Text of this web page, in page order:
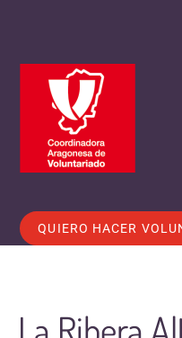
QUIERO HACER
La Ribera